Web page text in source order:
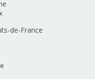
de-France